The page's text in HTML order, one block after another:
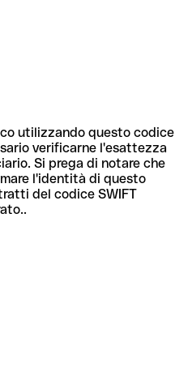
utilizzando questo codice
verificarne l'esattezza
Si prega di notare che
l'identità di questo
del codice SWIFT